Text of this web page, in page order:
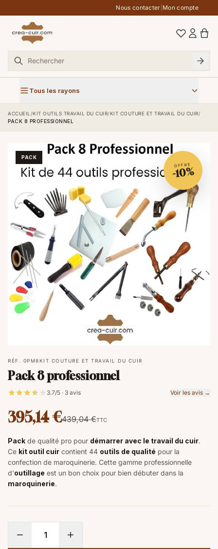
Nous contacter Mon compte
Tous les rayons
ACCUEIL /KIT OUTILS TRAVAIL DU CUIR/ KIT COUTURE ET TRAVAIL DU CUIR/
PACK 8 PROFESSIONNEL
PACK
OFFRE
-10%
RÉF. 0PM8 KIT COUTURE ET TRAVAIL DU CUIR
Pack 8 professionnel
3.7/5 · 3 avis Voir les avis →
395,14 €439,04 €TTC
Pack de qualité pro pour démarrer avec le travail du cuir.
Ce kit outil cuir contient 44 outils de qualité pour la
confection de maroquinerie. Cette gamme professionnelle
d'outillage est un bon choix pour bien débuter dans la
maroquinerie.